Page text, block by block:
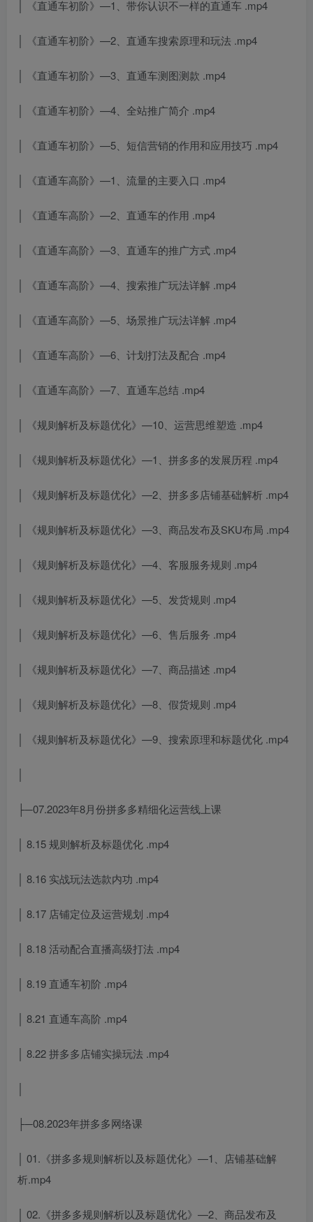
│ 《直通车初阶》—1、带你认识不一样的直通车 .mp4
│ 《直通车初阶》—2、直通车搜索原理和玩法 .mp4
│ 《直通车初阶》—3、直通车测图测款 .mp4
│ 《直通车初阶》—4、全站推广简介 .mp4
│ 《直通车初阶》—5、短信营销的作用和应用技巧 .mp4
│ 《直通车高阶》—1、流量的主要入口 .mp4
│ 《直通车高阶》—2、直通车的作用 .mp4
│ 《直通车高阶》—3、直通车的推广方式 .mp4
│ 《直通车高阶》—4、搜索推广玩法详解 .mp4
│ 《直通车高阶》—5、场景推广玩法详解 .mp4
│ 《直通车高阶》—6、计划打法及配合 .mp4
│ 《直通车高阶》—7、直通车总结 .mp4
│ 《规则解析及标题优化》—10、运营思维塑造 .mp4
│ 《规则解析及标题优化》—1、拼多多的发展历程 .mp4
│ 《规则解析及标题优化》—2、拼多多店铺基础解析 .mp4
│ 《规则解析及标题优化》—3、商品发布及SKU布局 .mp4
│ 《规则解析及标题优化》—4、客服服务规则 .mp4
│ 《规则解析及标题优化》—5、发货规则 .mp4
│ 《规则解析及标题优化》—6、售后服务 .mp4
│ 《规则解析及标题优化》—7、商品描述 .mp4
│ 《规则解析及标题优化》—8、假货规则 .mp4
│ 《规则解析及标题优化》—9、搜索原理和标题优化 .mp4
├─07.2023年8月份拼多多精细化运营线上课
│ 8.15 规则解析及标题优化 .mp4
│ 8.16 实战玩法选款内功 .mp4
│ 8.17 店铺定位及运营规划 .mp4
│ 8.18 活动配合直播高级打法 .mp4
│ 8.19 直通车初阶 .mp4
│ 8.21 直通车高阶 .mp4
│ 8.22 拼多多店铺实操玩法 .mp4
├─08.2023年拼多多网络课
│ 01.《拼多多规则解析以及标题优化》—1、店铺基础解
析.mp4
│ 02.《拼多多规则解析以及标题优化》—2、商品发布及